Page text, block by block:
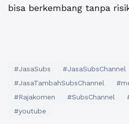
bisa berkembang tanpa
#JasaSubs #JasaSubsChannel
#JasaTambahSubsChannel
#Rajakomen
#SubsChannel
#youtube